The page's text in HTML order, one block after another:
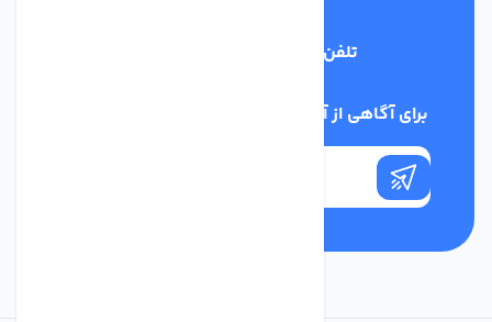
تلفن پشتیبانی
برای آگاهی از آخرین اخبار در خبرنامه ما عضو شوید